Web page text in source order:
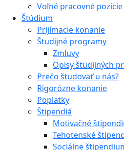
Voľné pracovné pozície
Štúdium
Prijímacie konanie
Študijné programy
Zmluvy
Opisy študijných
Prečo študovať u nás?
Rigorózne konanie
Poplatky
Štipendiá
Motivačné
Tehotenské
Sociálne